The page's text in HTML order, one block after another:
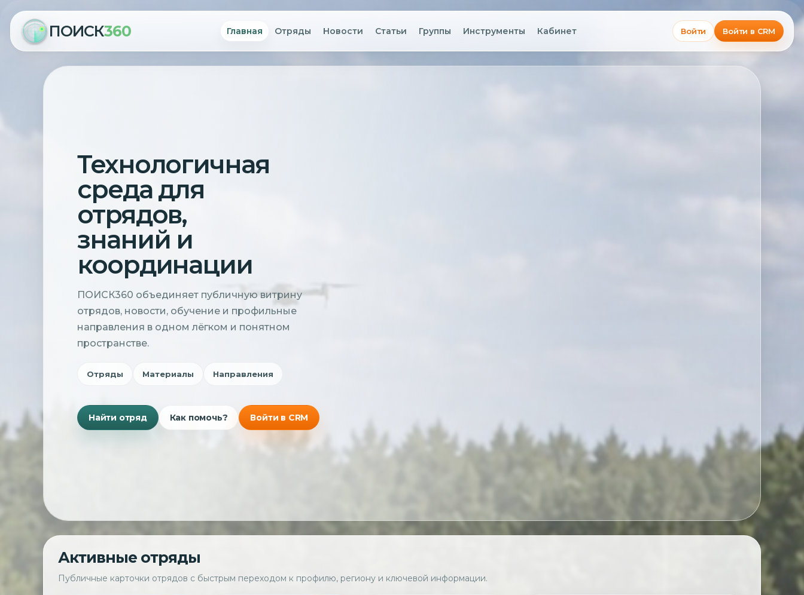
ПОИСК360 Главная Отряды Новости Статьи Группы Инструменты Кабинет Войти Войти в CRM
Технологичная
среда для
отрядов,
знаний и
координации
ПОИСК360 объединяет публичную витрину
отрядов, новости, обучение и профильные
направления в одном лёгком и понятном
пространстве.
Отряды Материалы Направления
Найти отряд Как помочь? Войти в CRM
Активные отряды
Публичные карточки отрядов с быстрым переходом к профилю, региону и ключевой информации.